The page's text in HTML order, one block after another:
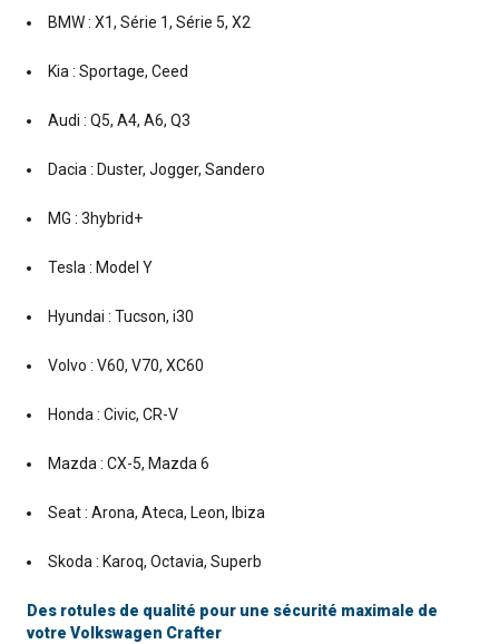
BMW : X1, Série 1, Série 5, X2
Kia : Sportage, Ceed
Audi : Q5, A4, A6, Q3
Dacia : Duster, Jogger, Sandero
MG : 3hybrid+
Tesla : Model Y
Hyundai : Tucson, i30
Volvo : V60, V70, XC60
Honda : Civic, CR-V
Mazda : CX-5, Mazda 6
Seat : Arona, Ateca, Leon, Ibiza
Skoda : Karoq, Octavia, Superb
Des rotules de qualité pour une sécurité maximale de
votre Volkswagen Crafter